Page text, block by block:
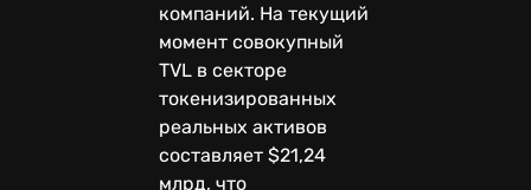
компаний. На текущий
момент совокупный
TVL в секторе
токенизированных
реальных активов
составляет $21,24
млрд, что